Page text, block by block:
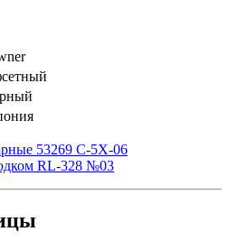
53269 C-5X-06
RL-328 №03